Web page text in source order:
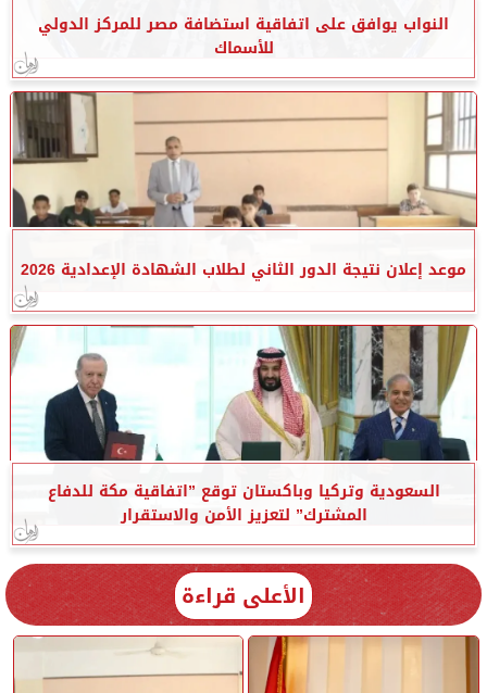
النواب يوافق على اتفاقية استضافة مصر للمركز الدولي
للأسماك
موعد إعلان نتيجة الدور الثاني لطلاب الشهادة الإعدادية 2026
السعودية وتركيا وباكستان توقع ”اتفاقية مكة للدفاع
المشترك” لتعزيز الأمن والاستقرار
الأعلى قراءة